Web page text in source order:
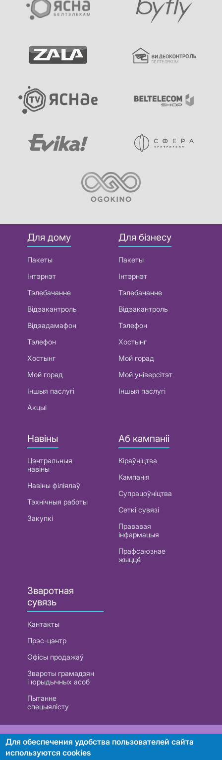
Для дому
Пакеты
Інтэрнэт
Тэлебачанне
Відэакантроль
Відэадамафон
Тэлефон
Хостынг
Мой горад
Іншыя паслугі
Акцыі
Для бізнесу
Пакеты
Інтэрнэт
Тэлебачанне
Відэакантроль
Тэлефон
Хостынг
Мой горад
Мой універсітэт
Іншыя паслугі
Навіны
Цэнтральныя
навіны
Навіны філіялаў
Тэхнічныя работы
Закупкі
Аб кампаніі
Кіраўніцтва
Кампанія
Супрацоўніцтва
Сеткі сувязі
Прававая
інфармацыя
Прафсаюзнае
жыццё
Зваротная
сувязь
Кантакты
Прэс-цэнтр
Офісы продажаў
Звароты грамадзян
і юрыдычных асоб
Пытанне
спецыялісту
РУП «Белтэлекам». УНП 101007741
Для обеспечения удобства пользователей сайта
используются cookies